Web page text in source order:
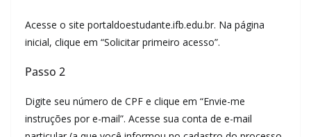
Acesse o site portaldoestudante.ifb.edu.br. Na página
inicial, clique em “Solicitar primeiro acesso”.
Passo 2
Digite seu número de CPF e clique em “Envie-me
instruções por e-mail”. Acesse sua conta de e-mail